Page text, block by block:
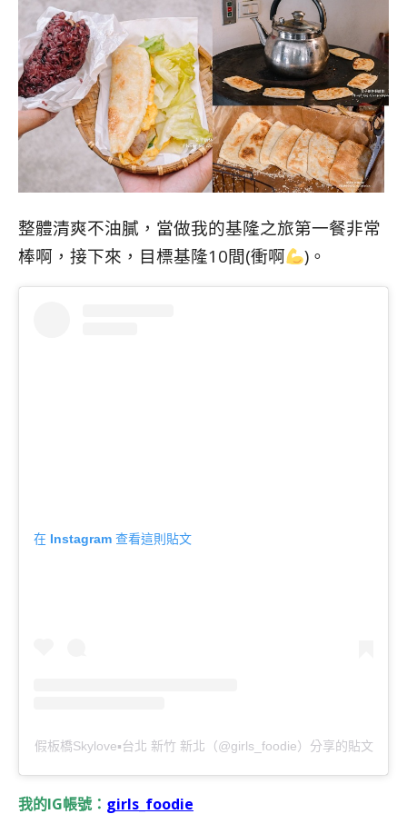
整體清爽不油膩，當做我的基隆之旅第一餐非常
棒啊，接下來，目標基隆10間(衝啊
)。
在 Instagram 查看這則貼文
假板橋Skylove▪台北 新竹 新北（@girls_foodie）分享的貼文
我的IG帳號： girls_foodie